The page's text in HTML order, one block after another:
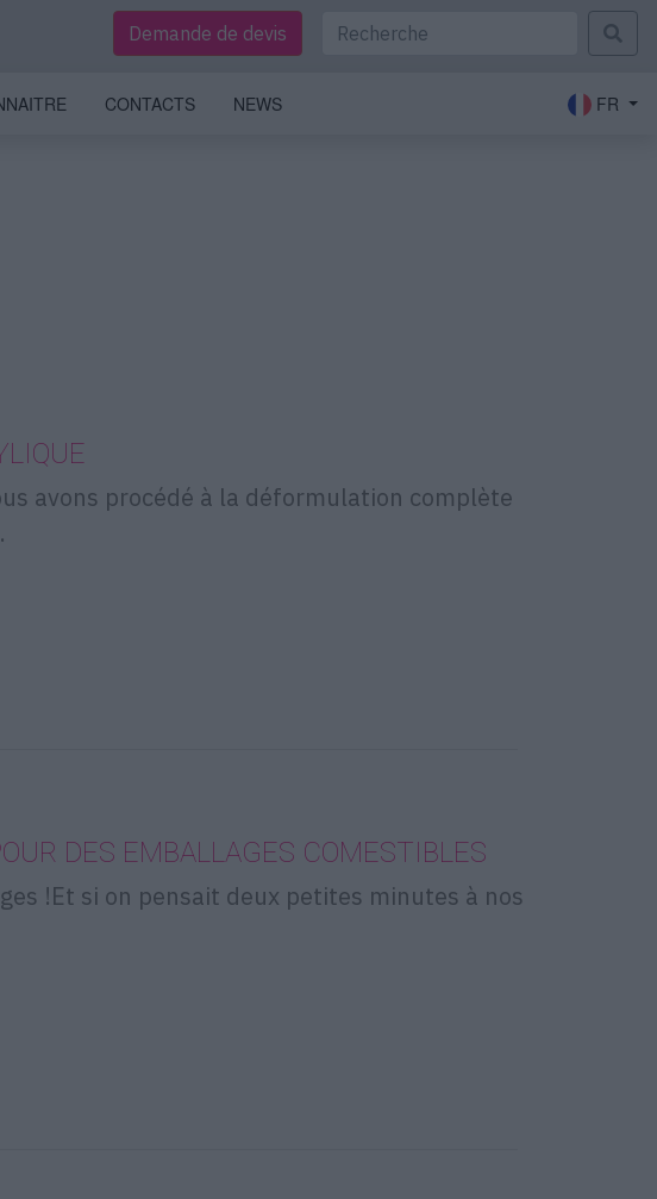
Demande de devis
CONTACTS NEWS FR
avons procédé à la déformulation complète
DES EMBALLAGES COMESTIBLES
!Et si on pensait deux petites minutes à nos